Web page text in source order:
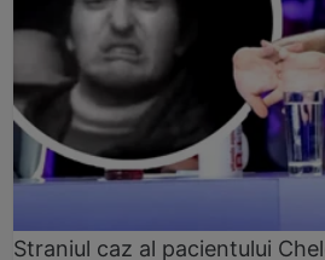
Straniul caz al pacientului